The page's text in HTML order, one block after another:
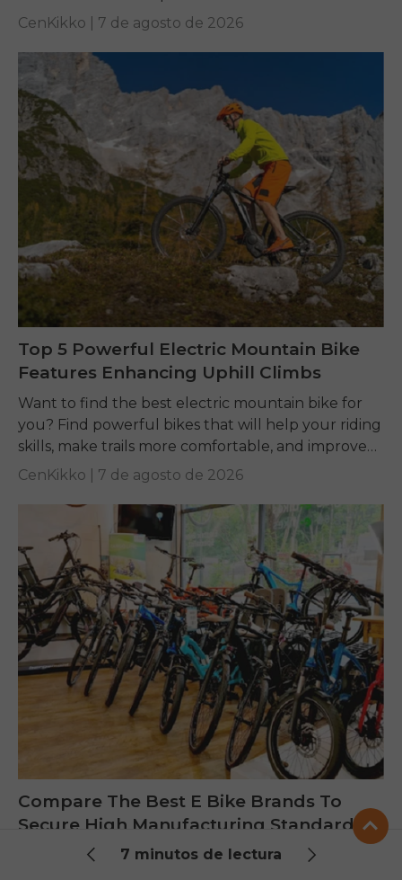
7 minutos de lectura
other...
CenKikko | 7 de agosto de 2026
Top 5 Powerful Electric Mountain Bike
Features Enhancing Uphill Climbs
Want to find the best electric mountain bike for
you? Find powerful bikes that will help your riding
skills, make trails more comfortable, and improve
performance on any terrain.
CenKikko | 7 de agosto de 2026
Compare The Best E Bike Brands To
Secure High Manufacturing Standards
Looking for the best e bike brands? Compare